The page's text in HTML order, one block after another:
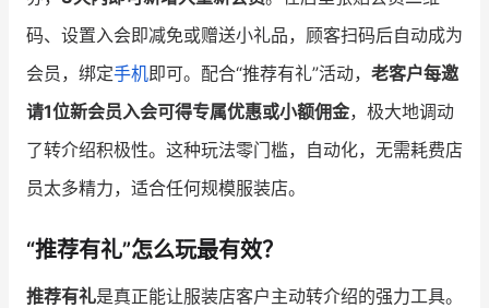
码、设置入会即减免或赠送小礼品，顾客扫码后自动成为
会员，绑定手机即可。配合“推荐有礼”活动， 老客户每邀
请1位新会员入会可得专属优惠或小额佣金，极大地调动
了转介绍积极性。这种玩法零门槛，自动化，无需耗费店
员太多精力，适合任何规模服装店。
“推荐有礼”怎么玩最有效？
推荐有礼是真正能让服装店客户主动转介绍的强力工具。